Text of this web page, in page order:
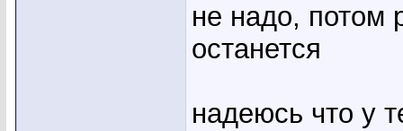
не надо, потом
останется
надеюсь что у